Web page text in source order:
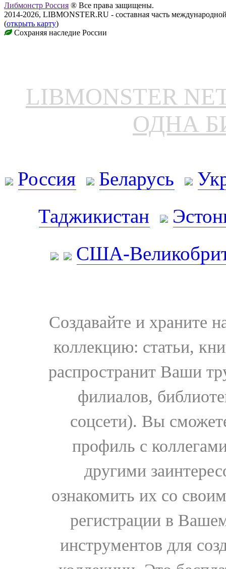
Либмонстр Россия ® Все права защищены.
2014-2026, LIBMONSTER.RU - составная часть
(открыть карту)
Сохраняя наследие России
LIBMONSTER
ОДНА
Россия Беларусь
Таджикистан
США-
Создавайте и храните
коллекцию: статьи,
распространит Ваши
филиалов,
соцсети). Вы
профиль с
другими
ознакомить их со
регистрации в
инструментов для